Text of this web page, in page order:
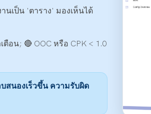
านเป็น 'ตาราง' มองเห็นได้
ตือน; 🔴 OOC หรือ CPK < 1.0
สนองเร็วขึ้น ความรับผิด